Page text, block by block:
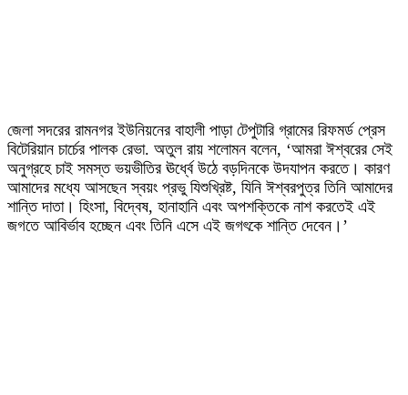
জেলা সদরের রামনগর ইউনিয়নের বাহালী পাড়া টেপুটারি গ্রামের রিফমর্ড প্রেস
বিটেরিয়ান চার্চের পালক রেভা. অতুল রায় শলোমন বলেন, ‘আমরা ঈশ্বরের সেই
অনুগ্রহে চাই সমস্ত ভয়ভীতির ঊর্ধ্বে উঠে বড়দিনকে উদযাপন করতে। কারণ
আমাদের মধ্যে আসছেন স্বয়ং প্রভু যিশুখ্রিষ্ট, যিনি ঈশ্বরপুত্র তিনি আমাদের
শান্তি দাতা। হিংসা, বিদ্বেষ, হানাহানি এবং অপশক্তিকে নাশ করতেই এই
জগতে আবির্ভাব হচ্ছেন এবং তিনি এসে এই জগৎকে শান্তি দেবেন।’